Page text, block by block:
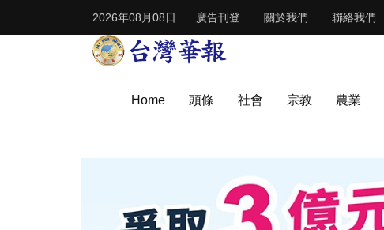
2026年08月08日 廣告刊登 關於我們 聯絡我們
Home 頭條 社會 宗教 農業